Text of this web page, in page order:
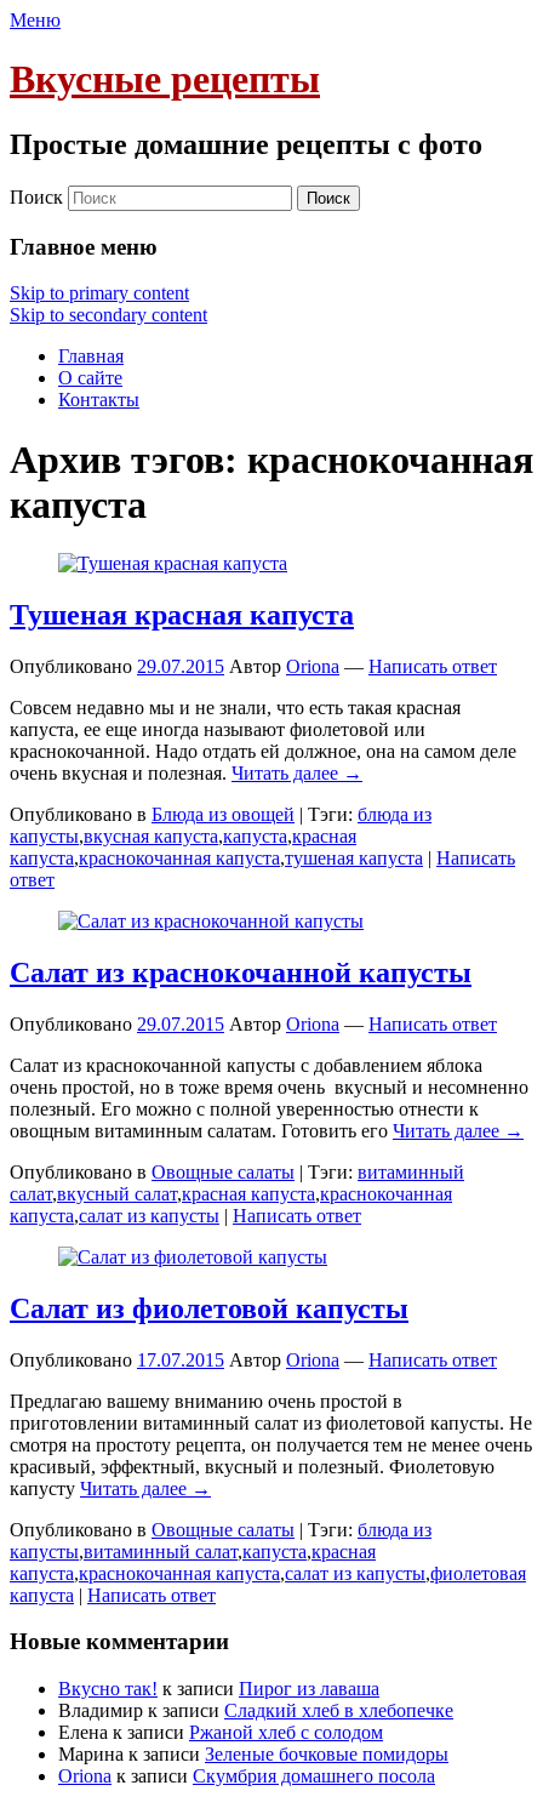
Меню
Вкусные рецепты
Простые домашние рецепты с фото
Поиск
Главное меню
Skip to primary content
Skip to secondary content
Главная
О сайте
Контакты
Архив тэгов: краснокочанная
капуста
Тушеная красная капуста
Опубликовано 29.07.2015 Автор Oriona — Написать ответ
Совсем недавно мы и не знали, что есть такая красная
капуста, ее еще иногда называют фиолетовой или
краснокочанной. Надо отдать ей должное, она на самом деле
очень вкусная и полезная. Читать далее →
Опубликовано в Блюда из овощей | Тэги: блюда из
капусты,вкусная капуста,капуста,красная
капуста,краснокочанная капуста,тушеная капуста | Написать
ответ
Салат из краснокочанной капусты
Опубликовано 29.07.2015 Автор Oriona — Написать ответ
Салат из краснокочанной капусты с добавлением яблока
очень простой, но в тоже время очень вкусный и несомненно
полезный. Его можно с полной уверенностью отнести к
овощным витаминным салатам. Готовить его Читать далее →
Опубликовано в Овощные салаты | Тэги: витаминный
салат,вкусный салат,красная капуста,краснокочанная
капуста,салат из капусты | Написать ответ
Салат из фиолетовой капусты
Опубликовано 17.07.2015 Автор Oriona — Написать ответ
Предлагаю вашему вниманию очень простой в
приготовлении витаминный салат из фиолетовой капусты. Не
смотря на простоту рецепта, он получается тем не менее очень
красивый, эффектный, вкусный и полезный. Фиолетовую
капусту Читать далее →
Опубликовано в Овощные салаты | Тэги: блюда из
капусты,витаминный салат,капуста,красная
капуста,краснокочанная капуста,салат из капусты,фиолетовая
капуста | Написать ответ
Новые комментарии
Вкусно так! к записи Пирог из лаваша
Владимир к записи Сладкий хлеб в хлебопечке
Елена к записи Ржаной хлеб с солодом
Марина к записи Зеленые бочковые помидоры
Oriona к записи Скумбрия домашнего посола